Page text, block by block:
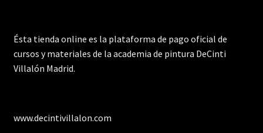
Ésta tienda online es la plataforma de pago oficial de
cursos y materiales de la academia de pintura DeCinti
Villalón Madrid.
www.decintivillalon.com